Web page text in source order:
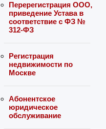
Перерегистрация ООО,
приведение Устава в
соответствие с ФЗ №
312-ФЗ
Регистрация
недвижимости по
Москве
Абонентское
юридическое
обслуживание